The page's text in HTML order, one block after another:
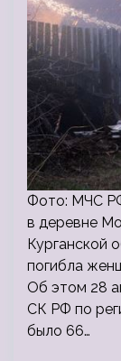
Фото: МЧС
в деревне
Курганской
погибла
Об этом 28
СК РФ по
было 66…